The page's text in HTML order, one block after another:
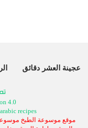
عجينة العشر دقائق
4.0
© 2005 - 2022 موسوعة الطبخ arabic recipes
موقع موسوعة الطبخ موسوعة